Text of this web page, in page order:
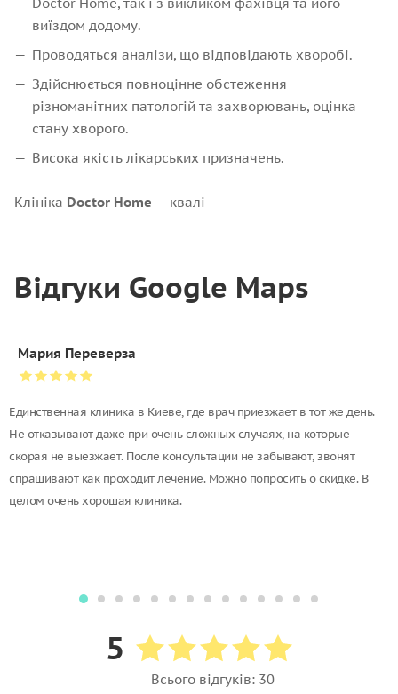
Doctor Home, так і з викликом фахівця та його
виїздом додому.
Проводяться аналізи, що відповідають хворобі.
Здійснюється повноцінне обстеження
різноманітних патологій та захворювань, оцінка
стану хворого.
Висока якість лікарських призначень.
Клініка Doctor Home — квалі
Відгуки Google Maps
Мария Переверза
Единственная клиника в Киеве, где врач приезжает в тот же день.
Не отказывают даже при очень сложных случаях, на которые
скорая не выезжает. После консультации не забывают, звонят
спрашивают как проходит лечение. Можно попросить о скидке. В
целом очень хорошая клиника.
5
Всього відгуків: 30